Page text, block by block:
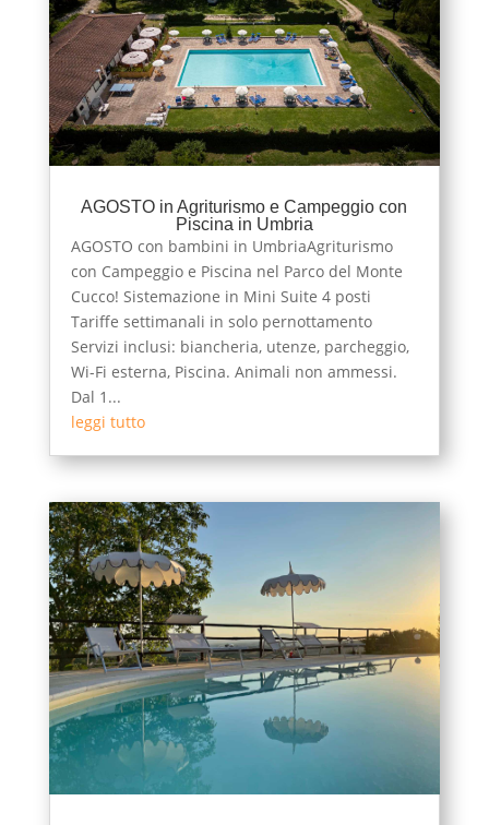
AGOSTO in Agriturismo e Campeggio con
Piscina in Umbria
AGOSTO con bambini in UmbriaAgriturismo
con Campeggio e Piscina nel Parco del Monte
Cucco! Sistemazione in Mini Suite 4 posti
Tariffe settimanali in solo pernottamento
Servizi inclusi: biancheria, utenze, parcheggio,
Wi-Fi esterna, Piscina. Animali non ammessi.
Dal 1...
leggi tutto